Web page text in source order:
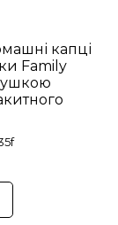
капці
Family